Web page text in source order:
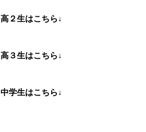
高２生はこちら↓
高３生はこちら↓
中学生はこちら↓